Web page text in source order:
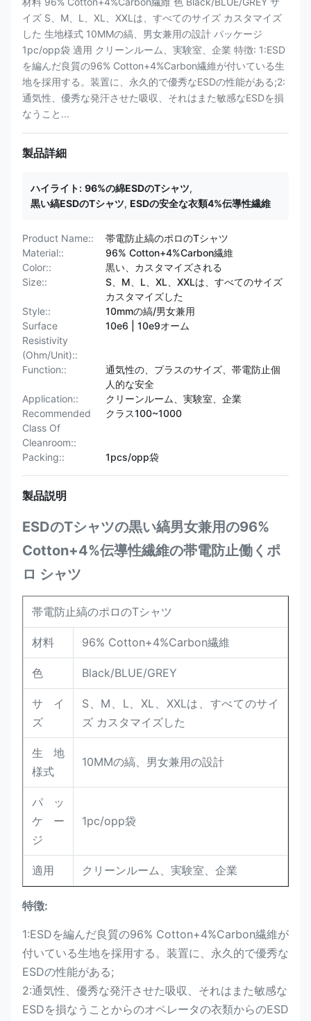
イズ S、M、L、XL、XXLは、すべてのサイズ カスタマイズ
した 生地様式 10MMの縞、男女兼用の設計 パッケージ
1pc/opp袋 適用 クリーンルーム、実験室、企業 特徴: 1:ESD
を編んだ良質の96% Cotton+4%Carbon繊維が付いている生
地を採用する。装置に、永久的で優秀なESDの性能がある;2:
通気性、優秀な発汗させた吸収、それはまた敏感なESDを損
なうこと...
製品詳細
ハイライト: 96%の綿ESDのTシャツ,
黒い縞ESDのTシャツ, ESDの安全な衣類4%伝導性繊維
Product Name::
帯電防止縞のポロのTシャツ
Material::
96% Cotton+4%Carbon繊維
Color::
黒い、カスタマイズされる
Size::
S、M、L、XL、XXLは、すべてのサイズ
カスタマイズした
Style::
10mmの縞/男女兼用
Surface
Resistivity
(Ohm/Unit)::
10e6 | 10e9オーム
Function::
通気性の、プラスのサイズ、帯電防止個
人的な安全
Application::
クリーンルーム、実験室、企業
Recommended
Class Of
Cleanroom::
クラス100~1000
Packing:: 1pcs/opp袋
製品説明
ESDのTシャツの黒い縞男女兼用の96%
Cotton+4%伝導性繊維の帯電防止働くポ
ロ シャツ
帯電防止縞のポロのTシャツ
材料 96% Cotton+4%Carbon繊維
色 Black/BLUE/GREY
サイ
ズ
S、M、L、XL、XXLは、すべてのサイ
ズ カスタマイズした
生地
様式
10MMの縞、男女兼用の設計
パッ
ケー
ジ
1pc/opp袋
適用 クリーンルーム、 実験室、企業
特徴:
1:ESDを編んだ良質の96% Cotton+4%Carbon繊維が
付いている生地を採用する。装置に、永久的で優秀な
ESDの性能がある;
2:通気性、優秀な発汗させた吸収、それはまた敏感な
ESDを損なうことからのオペレータの衣類からのESD